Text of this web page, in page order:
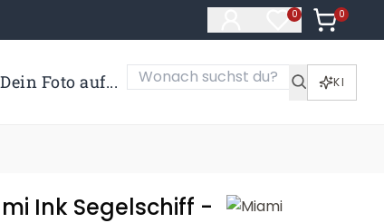
0
Artikel im
0
Artikel
Dein Foto auf... KI
Ink Segelschiff -